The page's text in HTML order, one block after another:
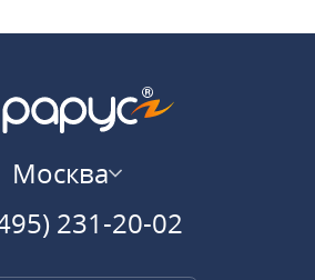
Москва
231-20-02